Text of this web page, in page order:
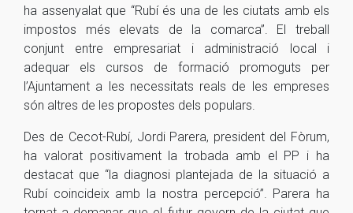
ha assenyalat que “Rubí és una de les ciutats amb els
impostos més elevats de la comarca”. El treball
conjunt entre empresariat i administració local i
adequar els cursos de formació promoguts per
l’Ajuntament a les necessitats reals de les empreses
són altres de les propostes dels populars.
Des de Cecot-Rubí, Jordi Parera, president del Fòrum,
ha valorat positivament la trobada amb el PP i ha
destacat que “la diagnosi plantejada de la situació a
Rubí coincideix amb la nostra percepció”. Parera ha